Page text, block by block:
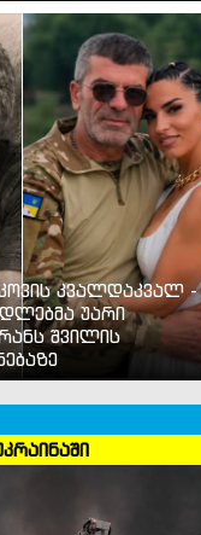
კვალდაკვალ -
უარი
შვილის